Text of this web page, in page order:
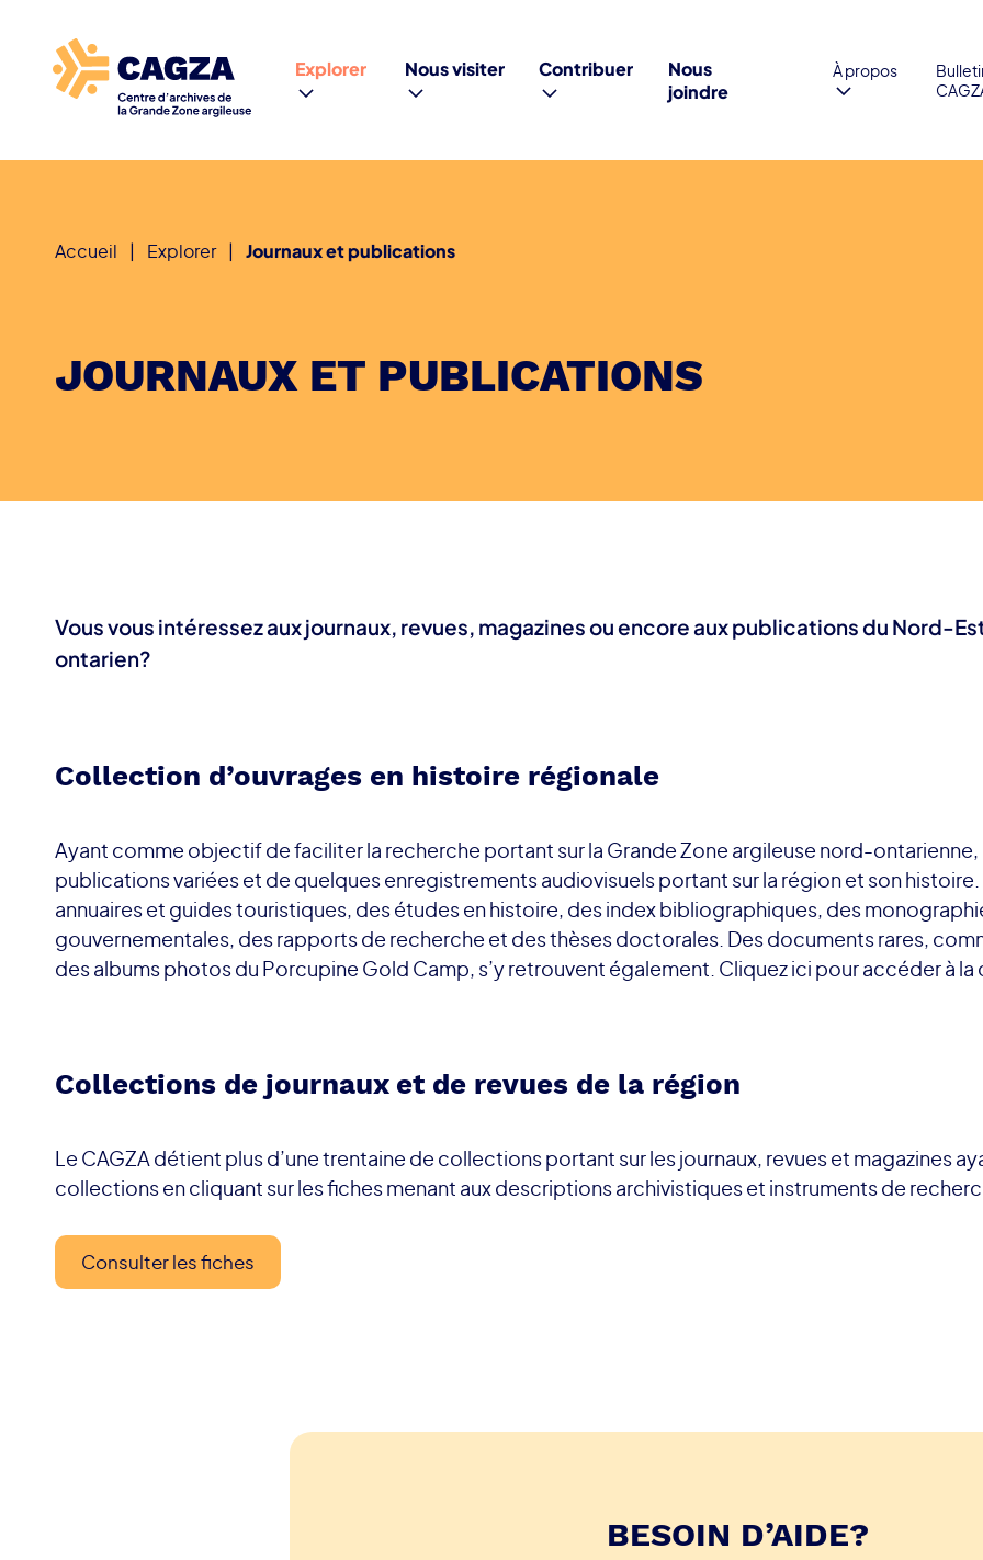
Explorer Nous visiter Contribuer
Nous
joindre
À propos
Accueil | Explorer | Journaux et publications
JOURNAUX ET PUBLICATIONS
Vous vous intéressez aux journaux, revues, magazines ou encore aux publications du Nord-
ontarien?
Collection d’ouvrages en histoire régionale
Ayant comme objectif de faciliter la recherche portant sur la Grande Zone argileuse nord-
publications variées et de quelques enregistrements audiovisuels portant sur la région et son
annuaires et guides touristiques, des études en histoire, des index bibliographiques, des
gouvernementales, des rapports de recherche et des thèses doctorales. Des documents rares,
des albums photos du Porcupine Gold Camp, s’y retrouvent également. Cliquez ici pour accéder à la
Collections de journaux et de revues de la région
Le CAGZA détient plus d’une trentaine de collections portant sur les journaux, revues et magazines
collections en cliquant sur les fiches menant aux descriptions archivistiques et instruments de
Consulter les fiches
BESOIN D’AIDE?